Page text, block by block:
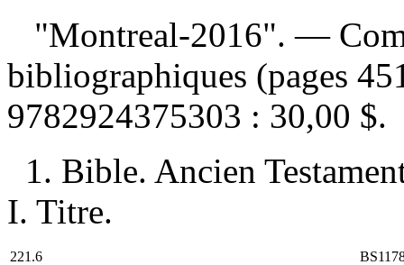
"Montreal-2016". —
bibliographiques (pages
9782924375303 : 30,00 $.
1. Bible. Ancien
I. Titre.
221.6